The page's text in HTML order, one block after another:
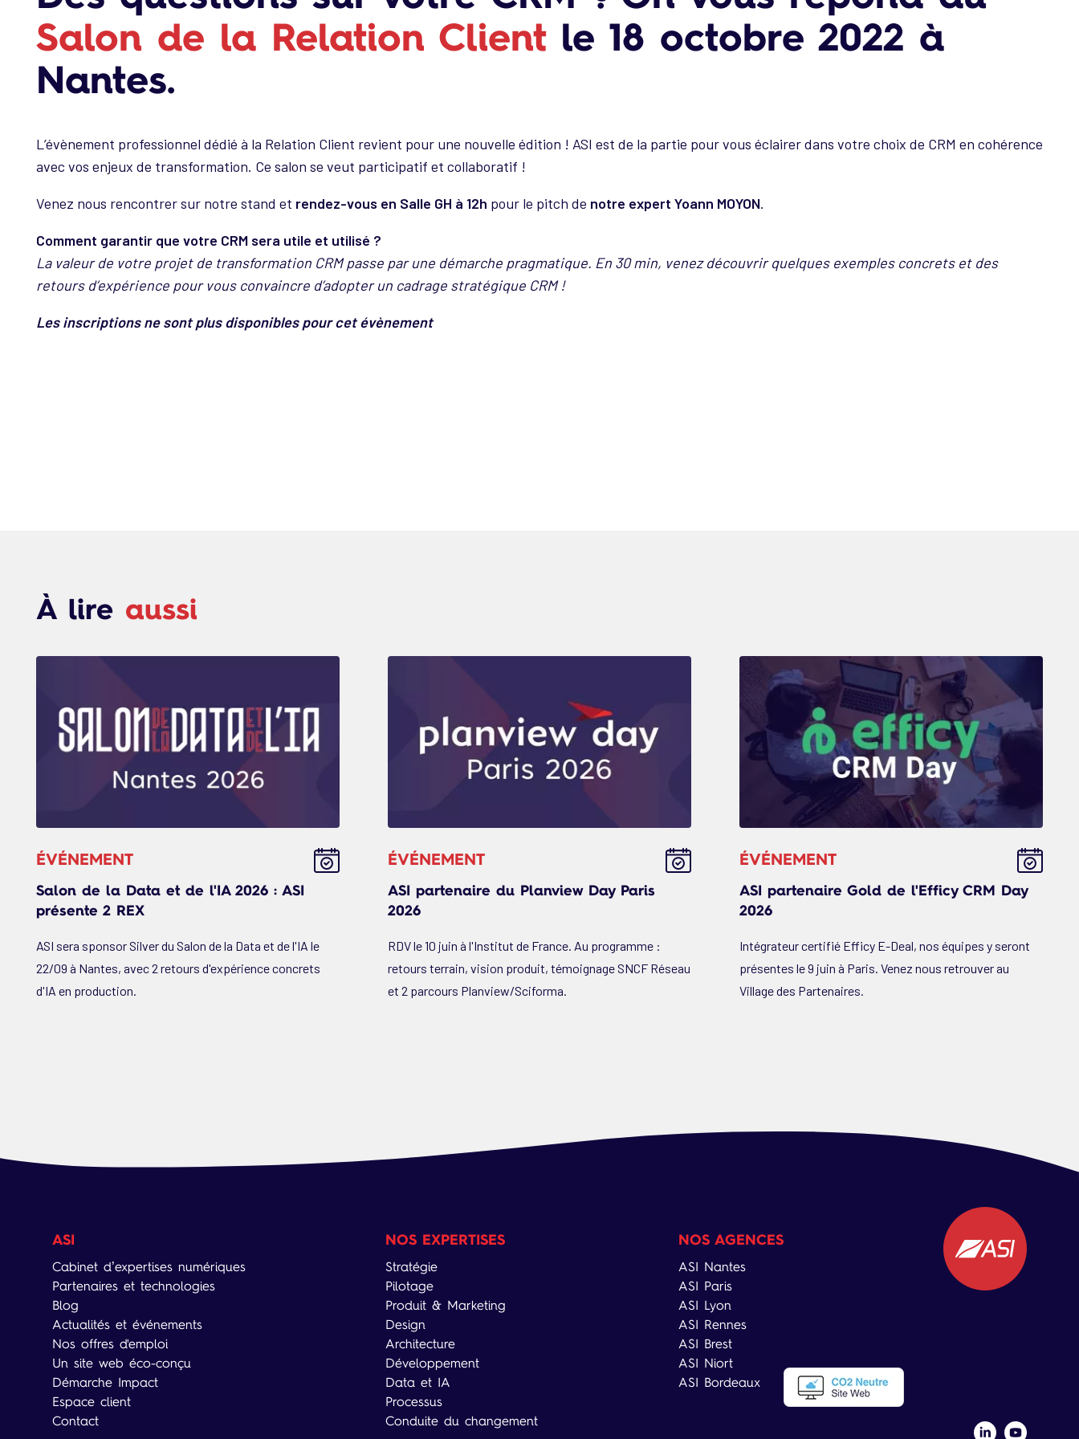
Salon de la Relation Clientle 18 octobre 2022 à
Nantes.
L’évènement professionnel dédié à la Relation Client revient pour une nouvelle édition ! ASI est de la partie pour vous éclairer dans votre choix de CRM en cohérence
avec vos enjeux de transformation. Ce salon se veut participatif et collaboratif !
Venez nous rencontrer sur notre stand et rendez-vous en Salle GH à 12h pour le pitch de notre expert Yoann MOYON.
Comment garantir que votre CRM sera utile et utilisé ?
La valeur de votre projet de transformation CRM passe par une démarche pragmatique. En 30 min, venez découvrir quelques exemples concrets et des
retours d’expérience pour vous convaincre d’adopter un cadrage stratégique CRM !
Les inscriptions ne sont plus disponibles pour cet évènement
À lire aussi
ÉVÉNEMENT
Salon de la Data et de l'IA 2026 : ASI
présente 2 REX
ASI sera sponsor Silver du Salon de la Data et de l'IA le
22/09 à Nantes, avec 2 retours d'expérience concrets
d'IA en production.
ÉVÉNEMENT
ASI partenaire du Planview Day Paris
2026
RDV le 10 juin à l'Institut de France. Au programme :
retours terrain, vision produit, témoignage SNCF Réseau
et 2 parcours Planview/Sciforma.
ÉVÉNEMENT
ASI partenaire Gold de l'Efficy CRM Day
2026
Intégrateur certifié Efficy E-Deal, nos équipes y seront
présentes le 9 juin à Paris. Venez nous retrouver au
Village des Partenaires.
ASI
Cabinet d’expertises numériques
Partenaires et technologies
Blog
Actualités et événements
Nos offres d'emploi
Un site web éco-conçu
Démarche Impact
Espace client
Contact
NOS EXPERTISES
Stratégie
Pilotage
Produit & Marketing
Design
Architecture
Développement
Data et IA
Processus
Conduite du changement
NOS AGENCES
ASI Nantes
ASI Paris
ASI Lyon
ASI Rennes
ASI Brest
ASI Niort
ASI Bordeaux